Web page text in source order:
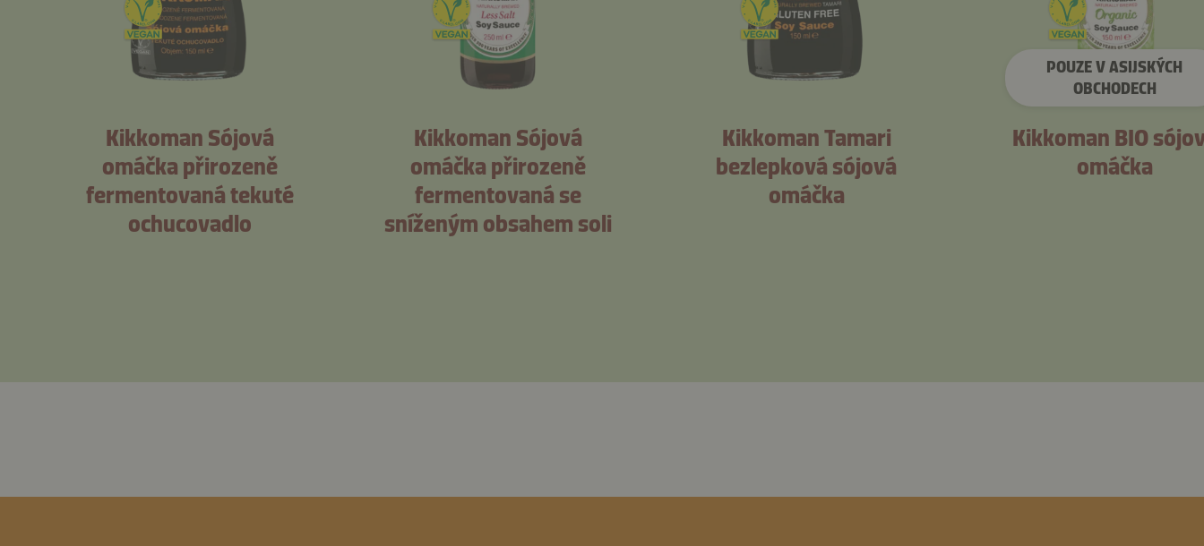
Kikkoman Sójová
omáčka přirozeně
fermentovaná tekuté
ochucovadlo
Kikkoman Sójová
omáčka přirozeně
fermentovaná se
sníženým obsahem soli
Kikkoman Tamari
bezlepková sójová
omáčka
POUZE V ASIJSKÝCH
OBCHODECH
Kikkoman BIO
omáčka